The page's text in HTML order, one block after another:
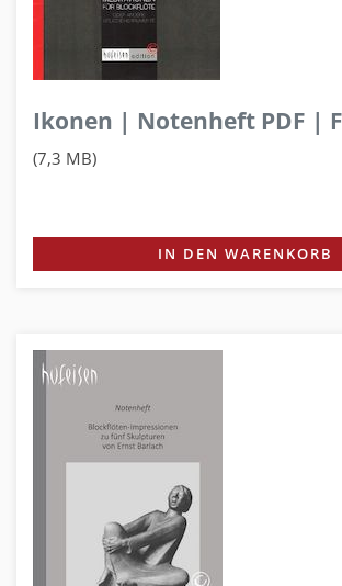
Ikonen | Notenheft PDF |
(7,3 MB)
IN DEN WARENKORB